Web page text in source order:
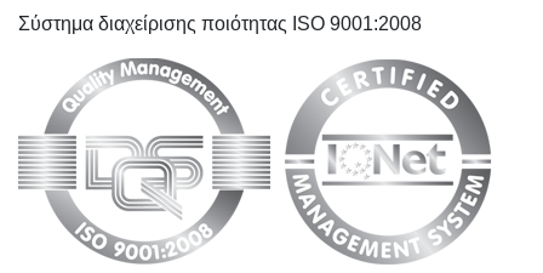
Σύστημα διαχείρισης ποιότητας ISO 9001:2008